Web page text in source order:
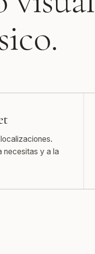
necesitas y a la